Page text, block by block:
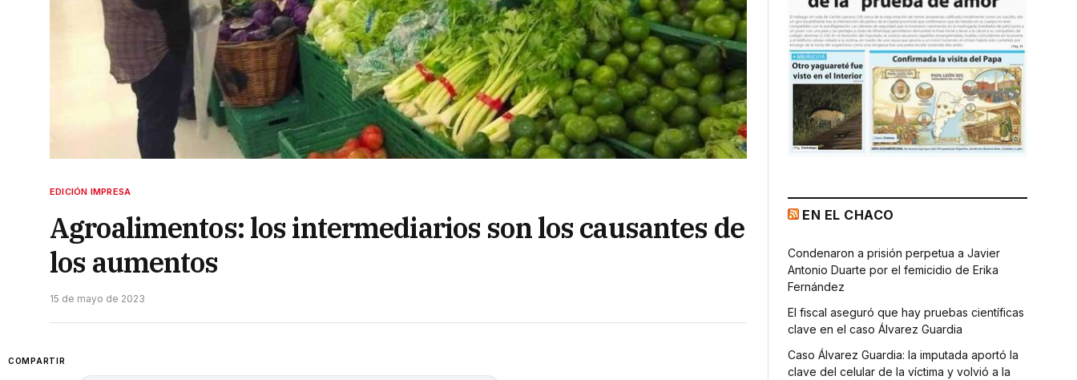
EDICIÓN IMPRESA
Agroalimentos: los intermediarios son los causantes de
los aumentos
15 de mayo de 2023
COMPARTIR
EN EL CHACO
Condenaron a prisión perpetua a Javier
Antonio Duarte por el femicidio de Erika
Fernández
El fiscal aseguró que hay pruebas científicas
clave en el caso Álvarez Guardia
Caso Álvarez Guardia: la imputada aportó la
clave del celular de la víctima y volvió a la